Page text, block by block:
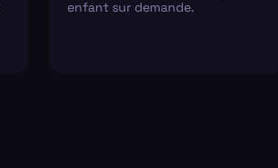
enfant sur demande.